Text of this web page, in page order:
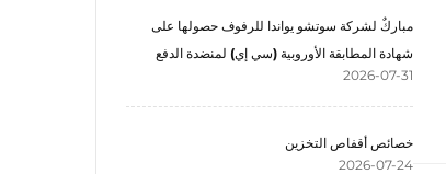
مباركٌ لشركة سوتشو يواندا للرفوف حصولها على
شهادة المطابقة الأوروبية (سي إي) لمنضدة الدفع
2026-07-31
خصائص أقفاص التخزين
2026-07-24